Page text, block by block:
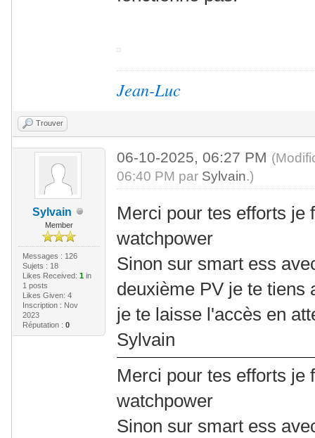
Jean-Luc
Trouver
Sylvain
Member
Messages : 126
Sujets : 18
Likes Received: 1in
1 posts
Likes Given: 4
Inscription : Nov
2023
Réputation : 0
06-10-2025, 06:27 PM
06:40 PM par Sylvain.)
Merci pour tes efforts je
watchpower
Sinon sur smart ess
deuxième PV je te tiens
je te laisse l'accès en
Sylvain
Merci pour tes efforts je
watchpower
Sinon sur smart ess